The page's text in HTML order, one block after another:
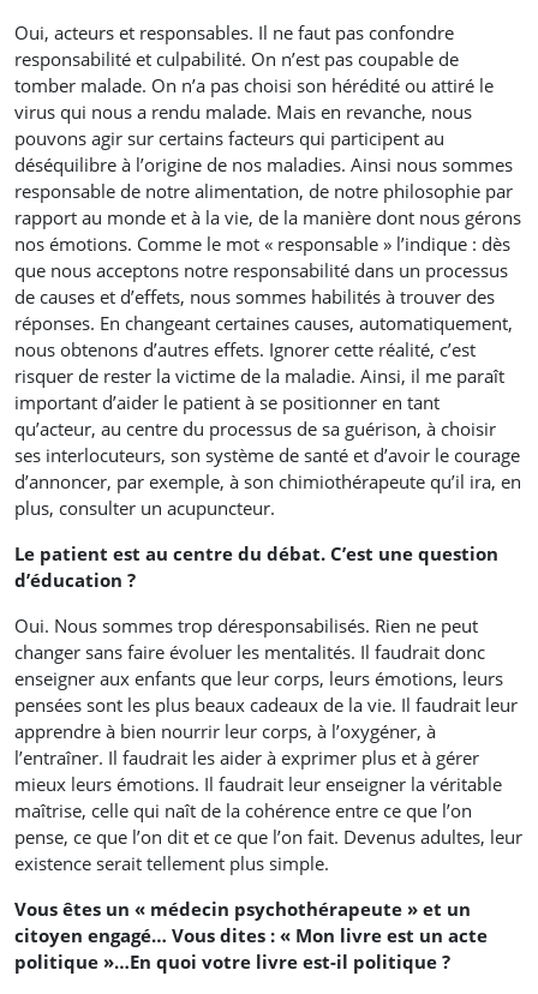
Oui, acteurs et responsables. Il ne faut pas confondre
responsabilité et culpabilité. On n’est pas coupable de
tomber malade. On n’a pas choisi son hérédité ou attiré le
virus qui nous a rendu malade. Mais en revanche, nous
pouvons agir sur certains facteurs qui participent au
déséquilibre à l’origine de nos maladies. Ainsi nous sommes
responsable de notre alimentation, de notre philosophie par
rapport au monde et à la vie, de la manière dont nous gérons
nos émotions. Comme le mot « responsable » l’indique : dès
que nous acceptons notre responsabilité dans un processus
de causes et d’effets, nous sommes habilités à trouver des
réponses. En changeant certaines causes, automatiquement,
nous obtenons d’autres effets. Ignorer cette réalité, c’est
risquer de rester la victime de la maladie. Ainsi, il me paraît
important d’aider le patient à se positionner en tant
qu’acteur, au centre du processus de sa guérison, à choisir
ses interlocuteurs, son système de santé et d’avoir le courage
d’annoncer, par exemple, à son chimiothérapeute qu’il ira, en
plus, consulter un acupuncteur.
Le patient est au centre du débat. C’est une question
d’éducation ?
Oui. Nous sommes trop déresponsabilisés. Rien ne peut
changer sans faire évoluer les mentalités. Il faudrait donc
enseigner aux enfants que leur corps, leurs émotions, leurs
pensées sont les plus beaux cadeaux de la vie. Il faudrait leur
apprendre à bien nourrir leur corps, à l’oxygéner, à
l’entraîner. Il faudrait les aider à exprimer plus et à gérer
mieux leurs émotions. Il faudrait leur enseigner la véritable
maîtrise, celle qui naît de la cohérence entre ce que l’on
pense, ce que l’on dit et ce que l’on fait. Devenus adultes, leur
existence serait tellement plus simple.
Vous êtes un « médecin psychothérapeute » et un
citoyen engagé… Vous dites : « Mon livre est un acte
politique »…En quoi votre livre est-il politique ?